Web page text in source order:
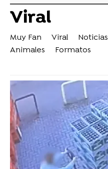
Viral
Muy Fan Viral Noticias
Animales
Formatos